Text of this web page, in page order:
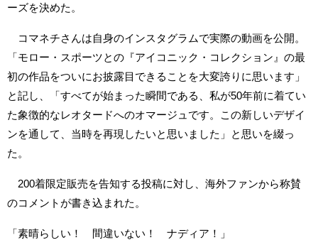
ーズを決めた。
コマネチさんは自身のインスタグラムで実際の動画を公開。
「モロー・スポーツとの『アイコニック・コレクション』の最
初の作品をついにお披露目できることを大変誇りに思います」
と記し、「すべてが始まった瞬間である、私が50年前に着てい
た象徴的なレオタードへのオマージュです。この新しいデザイ
ンを通して、当時を再現したいと思いました」と思いを綴っ
た。
200着限定販売を告知する投稿に対し、海外ファンから称賛
のコメントが書き込まれた。
「素晴らしい！ 間違いない！ ナディア！」